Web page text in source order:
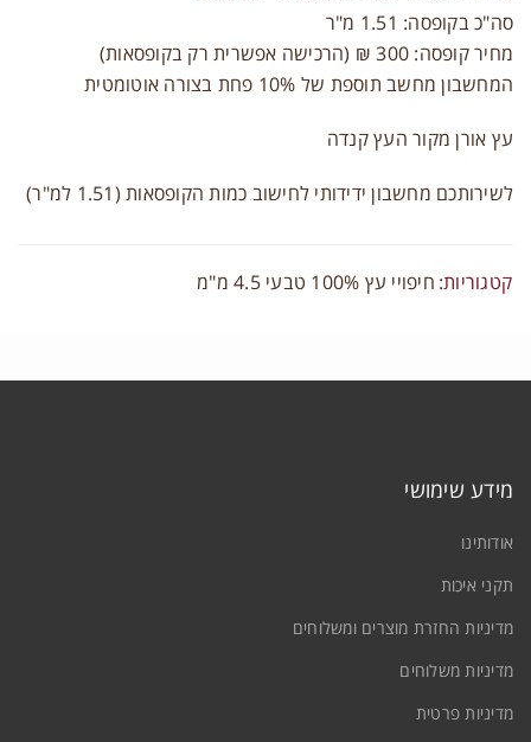
משתמש או כתובת אימייל *
סה"כ בקופסה: 1.51 מ"ר
מחיר קופסה: 300 ₪ (הרכישה אפשרית רק בקופסאות)
המחשבון מחשב תוספת של 10% פחת בצורה אוטומטית
עץ אורן מקור העץ קנדה
לשירותכם מחשבון ידידותי לחישוב כמות הקופסאות (1.51 למ"ר)
קטגוריות: חיפויי עץ 100% טבעי 4.5 מ"מ
מידע שימושי
אודותינו
תקני איכות
מדיניות החזרת מוצרים ומשלוחים
מדיניות משלוחים
מדיניות פרטית